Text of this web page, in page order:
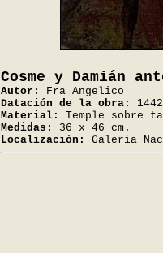
Cosme y Damián
Autor:
Fra Angelico
Datación de la obra:
1442
Material:
Temple sobre
Medidas:
36 x 46 cm.
Localización:
Galeria